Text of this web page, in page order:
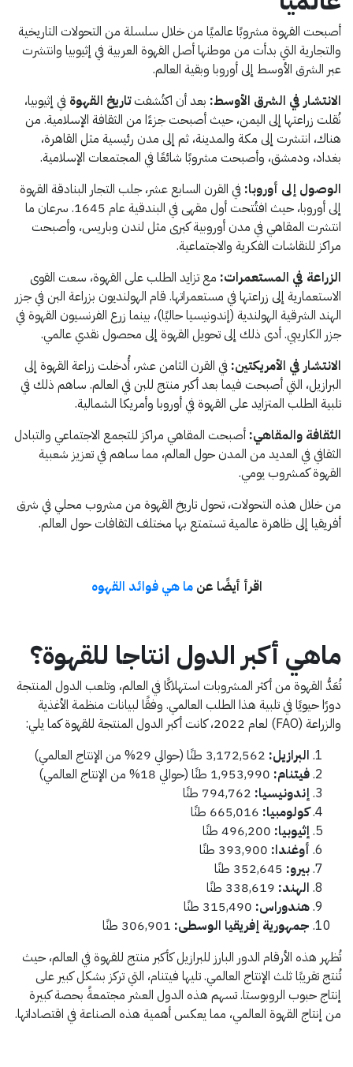
أصبحت القهوة مشروبًا عالميًا من خلال سلسلة من التحولات التاريخية
والتجارية التي بدأت من موطنها أصل القهوة العربية في إثيوبيا وانتشرت
عبر الشرق الأوسط إلى أوروبا وبقية العالم.​
الانتشار في الشرق الأوسط: بعد أن اكتُشفتتاريخ القهوة في إثيوبيا،
نُقلت زراعتها إلى اليمن، حيث أصبحت جزءًا من الثقافة الإسلامية. من
هناك، انتشرت إلى مكة والمدينة، ثم إلى مدن رئيسية مثل القاهرة،
بغداد، ودمشق، وأصبحت مشروبًا شائعًا في المجتمعات الإسلامية.​
الوصول إلى أوروبا: في القرن السابع عشر، جلب التجار البنادقة القهوة
إلى أوروبا، حيث افتُتحت أول مقهى في البندقية عام 1645. سرعان ما
انتشرت المقاهي في مدن أوروبية كبرى مثل لندن وباريس، وأصبحت
مراكز للنقاشات الفكرية والاجتماعية.​
الزراعة في المستعمرات: مع تزايد الطلب على القهوة، سعت القوى
الاستعمارية إلى زراعتها في مستعمراتها. قام الهولنديون بزراعة البن في جزر
الهند الشرقية الهولندية (إندونيسيا حاليًا)، بينما زرع الفرنسيون القهوة في
جزر الكاريبي. أدى ذلك إلى تحويل القهوة إلى محصول نقدي عالمي.​
الانتشار في الأمريكتين: في القرن الثامن عشر، أُدخلت زراعة القهوة إلى
البرازيل، التي أصبحت فيما بعد أكبر منتج للبن في العالم. ساهم ذلك في
تلبية الطلب المتزايد على القهوة في أوروبا وأمريكا الشمالية.​
الثقافة والمقاهي: أصبحت المقاهي مراكز للتجمع الاجتماعي والتبادل
الثقافي في العديد من المدن حول العالم، مما ساهم في تعزيز شعبية
القهوة كمشروب يومي.​
من خلال هذه التحولات، تحول تاريخ القهوة من مشروب محلي في شرق
أفريقيا إلى ظاهرة عالمية تستمتع بها مختلف الثقافات حول العالم.​
اقرأ أيضًا عنما هي فوائد القهوه
ماهي أكبر الدول انتاجا للقهوة؟
تُعَدُّ القهوة من أكثر المشروبات استهلاكًا في العالم، وتلعب الدول المنتجة
دورًا حيويًا في تلبية هذا الطلب العالمي. وفقًا لبيانات منظمة الأغذية
والزراعة (FAO) لعام 2022، كانت أكبر الدول المنتجة للقهوة كما يلي:
البرازيل:
فيتنام:
إندونيسيا:
كولومبيا:
إثيوبيا:
أوغندا:
بيرو:
الهند:
هندوراس:
جمهورية إفريقيا الوسطى:
تُظهر هذه الأرقام الدور البارز للبرازيل كأكبر منتج للقهوة في العالم، حيث
تُنتج تقريبًا ثلث الإنتاج العالمي. تليها فيتنام، التي تركز بشكل كبير على
إنتاج حبوب الروبوستا. تسهم هذه الدول العشر مجتمعةً بحصة كبيرة
من إنتاج القهوة العالمي، مما يعكس أهمية هذه الصناعة في اقتصاداتها.